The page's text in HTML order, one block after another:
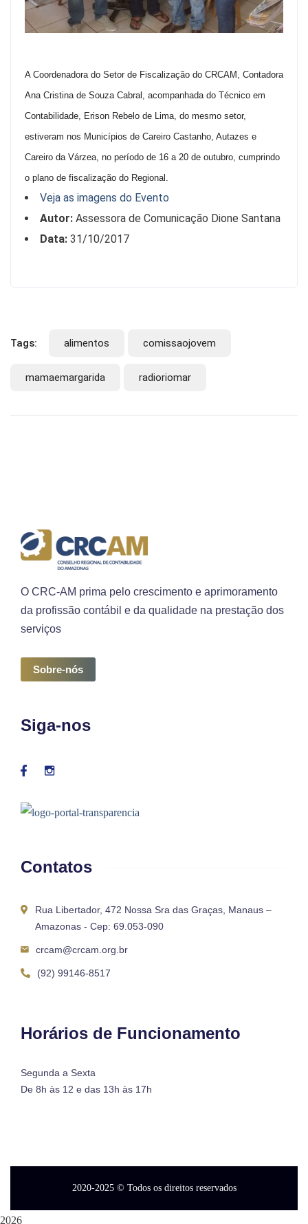
A Coordenadora do Setor de Fiscalização do CRCAM, Contadora
Ana Cristina de Souza Cabral, acompanhada do Técnico em
Contabilidade, Erison Rebelo de Lima, do mesmo setor,
estiveram nos Municípios de Careiro Castanho, Autazes e
Careiro da Várzea, no período de 16 a 20 de outubro, cumprindo
o plano de fiscalização do Regional.
Veja as imagens do Evento
Autor: Assessora de Comunicação Dione Santana
Data: 31/10/2017
Tags: alimentos comissaojovem
mamaemargarida radioriomar
O CRC-AM prima pelo crescimento e aprimoramento
da profissão contábil e da qualidade na prestação dos
serviços
Sobre-nós
Siga-nos
Contatos
Rua Libertador, 472 Nossa Sra das Graças, Manaus –
Amazonas - Cep: 69.053-090
crcam@crcam.org.br
(92) 99146-8517
Horários de Funcionamento
Segunda a Sexta
De 8h às 12 e das 13h às 17h
2020-2025© Todos os direitos reservados
2026